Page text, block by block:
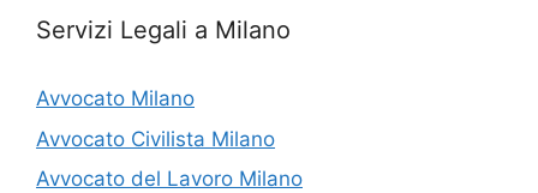
Servizi Legali a Milano
Avvocato Milano
Avvocato Civilista Milano
Avvocato del Lavoro Milano